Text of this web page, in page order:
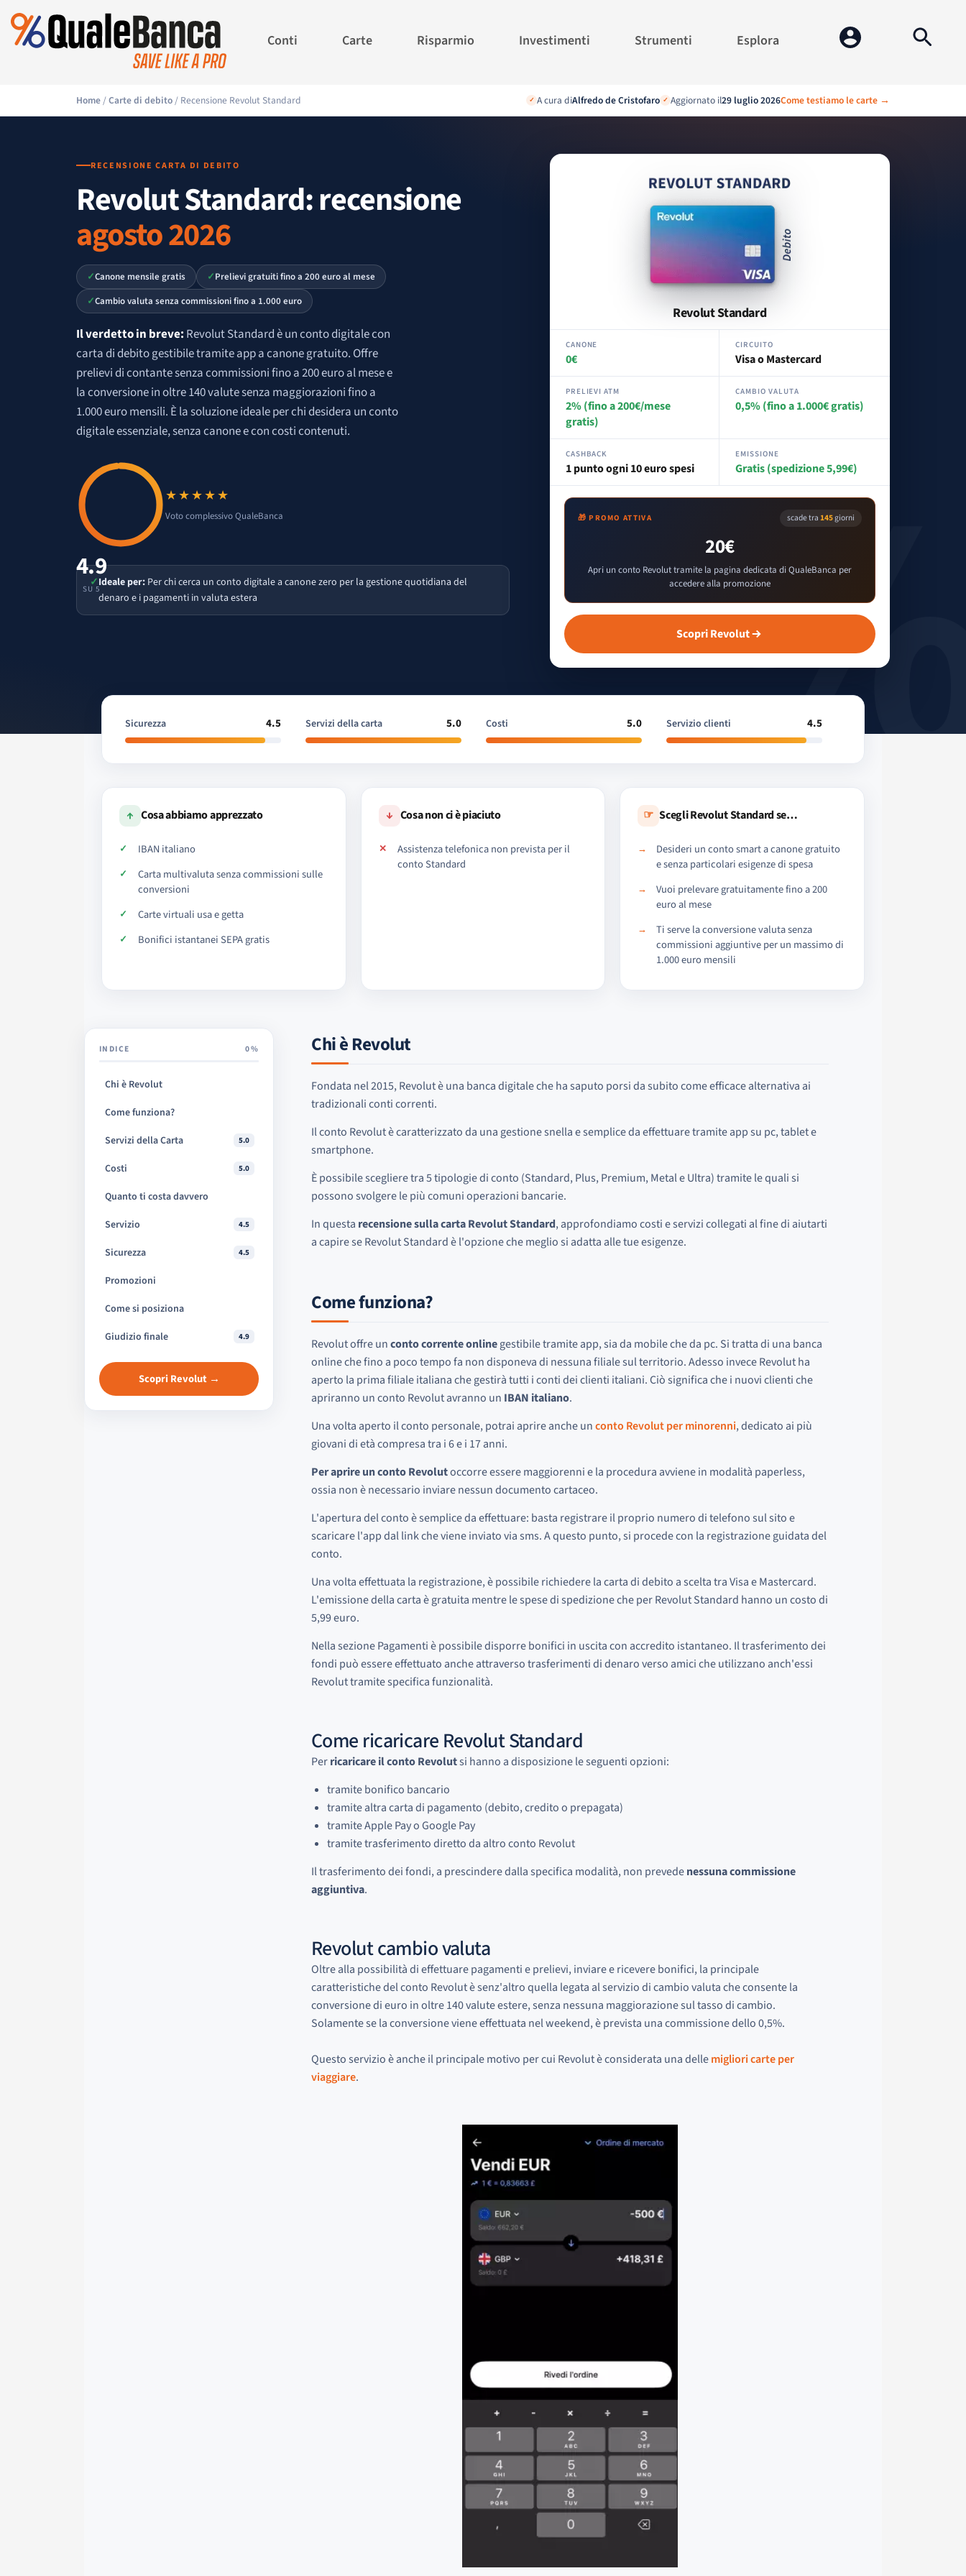
Conti Carte Risparmio Investimenti Strumenti Esplora
Home/Carte di debito/ Recensione Revolut Standard ✓ A cura diAlfredo de Cristofaro ✓ Aggiornato il29 luglio 2026Come testiamo le carte →
RECENSIONE CARTA DI DEBITO
Revolut Standard: recensione
agosto 2026
Canone mensile gratis
Prelievi gratuiti fino a 200 euro al mese
Cambio valuta senza commissioni fino a 1.000 euro
Il verdetto in breve: Revolut Standard è un conto digitale con
carta di debito gestibile tramite app a canone gratuito. Offre
prelievi di contante senza commissioni fino a 200 euro al mese e
la conversione in oltre 140 valute senza maggiorazioni fino a
1.000 euro mensili. È la soluzione ideale per chi desidera un conto
digitale essenziale, senza canone e con costi contenuti.
4.9
SU 5
★★★★★
Voto 4.9 su 5
Voto complessivo QualeBanca
✓Ideale per: Per chi cerca un conto digitale a canone zero per la gestione quotidiana del
denaro e i pagamenti in valuta estera
Revolut Standard
CANONE
0€
CIRCUITO
Visa o Mastercard
PRELIEVI ATM
2% (fino a 200€/mese
gratis)
CAMBIO VALUTA
0,5% (fino a 1.000€ gratis)
CASHBACK
1 punto ogni 10 euro spesi
EMISSIONE
Gratis (spedizione 5,99€)
🎁 PROMO ATTIVA scade tra145giorni
20€
Apri un conto Revolut tramite la pagina dedicata di QualeBanca per
accedere alla promozione
Scopri Revolut
Sicurezza 4.5 Servizi della carta 5.0 Costi 5.0 Servizio clienti 4.5
↑ Cosa abbiamo apprezzato
IBAN italiano
Carta multivaluta senza commissioni sulle
conversioni
Carte virtuali usa e getta
Bonifici istantanei SEPA gratis
↓ Cosa non ci è piaciuto
Assistenza telefonica non prevista per il
conto Standard
☞ Scegli Revolut Standard se…
Desideri un conto smart a canone gratuito
e senza particolari esigenze di spesa
Vuoi prelevare gratuitamente fino a 200
euro al mese
Ti serve la conversione valuta senza
commissioni aggiuntive per un massimo di
1.000 euro mensili
INDICE 0%
Chi è Revolut
Come funziona?
Servizi della Carta
5.0
Costi 5.0
Quanto ti costa davvero
Servizio
4.5
Sicurezza 4.5
Promozioni
Come si posiziona
Giudizio finale
4.9
Scopri Revolut →
Chi è Revolut
Fondata nel 2015, Revolut è una banca digitale che ha saputo porsi da subito come efficace alternativa ai
tradizionali conti correnti.
Il conto Revolut è caratterizzato da una gestione snella e semplice da effettuare tramite app su pc, tablet e
smartphone.
È possibile scegliere tra 5 tipologie di conto (Standard, Plus, Premium, Metal e Ultra) tramite le quali si
possono svolgere le più comuni operazioni bancarie.
In questa recensione sulla carta Revolut Standard, approfondiamo costi e servizi collegati al fine di aiutarti
a capire se Revolut Standard è l'opzione che meglio si adatta alle tue esigenze.
Come funziona?
Revolut offre unconto corrente onlinegestibile tramite app, sia da mobile che da pc. Si tratta di una banca
online che fino a poco tempo fa non disponeva di nessuna filiale sul territorio. Adesso invece Revolut ha
aperto la prima filiale italiana che gestirà tutti i conti dei clienti italiani. Ciò significa che i nuovi clienti che
apriranno un conto Revolut avranno un IBAN italiano.
Una volta aperto il conto personale, potrai aprire anche unconto Revolut per minorenni, dedicato ai più
giovani di età compresa tra i 6 e i 17 anni.
Per aprire un conto Revolutoccorre essere maggiorenni e la procedura avviene in modalità paperless,
ossia non è necessario inviare nessun documento cartaceo.
L'apertura del conto è semplice da effettuare: basta registrare il proprio numero di telefono sul sito e
scaricare l'app dal link che viene inviato via sms. A questo punto, si procede con la registrazione guidata del
conto.
Una volta effettuata la registrazione, è possibile richiedere la carta di debito a scelta tra Visa e Mastercard.
L'emissione della carta è gratuita mentre le spese di spedizione che per Revolut Standard hanno un costo di
5,99 euro.
Nella sezione Pagamenti è possibile disporre bonifici in uscita con accredito istantaneo. Il trasferimento dei
fondi può essere effettuato anche attraverso trasferimenti di denaro verso amici che utilizzano anch'essi
Revolut tramite specifica funzionalità.
Come ricaricare Revolut Standard
Perricaricare il conto Revolutsi hanno a disposizione le seguenti opzioni:
tramite bonifico bancario
tramite altra carta di pagamento (debito, credito o prepagata)
tramite Apple Pay o Google Pay
tramite trasferimento diretto da altro conto Revolut
Il trasferimento dei fondi, a prescindere dalla specifica modalità, non prevedenessuna commissione
aggiuntiva.
Revolut cambio valuta
Oltre alla possibilità di effettuare pagamenti e prelievi, inviare e ricevere bonifici, la principale
caratteristiche del conto Revolut è senz'altro quella legata al servizio di cambio valuta che consente la
conversione di euro in oltre 140 valute estere, senza nessuna maggiorazione sul tasso di cambio.
Solamente se la conversione viene effettuata nel weekend, è prevista una commissione dello 0,5%.
Questo servizio è anche il principale motivo per cui Revolut è considerata una dellemigliori carte per
viaggiare.